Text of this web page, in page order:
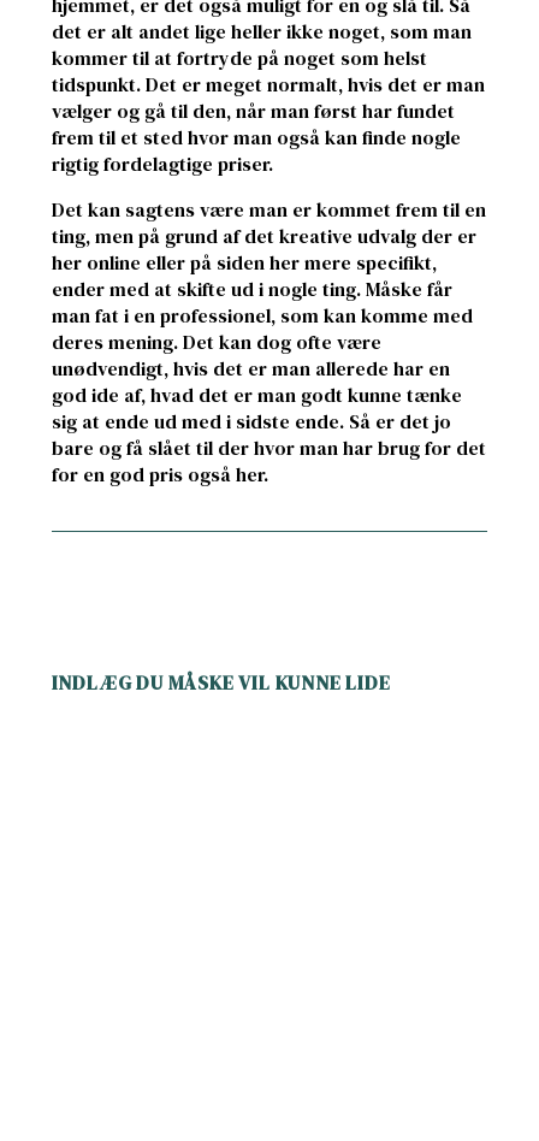
hjemmet, er det også muligt for en og slå til. Så
det er alt andet lige heller ikke noget, som man
kommer til at fortryde på noget som helst
tidspunkt. Det er meget normalt, hvis det er man
vælger og gå til den, når man først har fundet
frem til et sted hvor man også kan finde nogle
rigtig fordelagtige priser.
Det kan sagtens være man er kommet frem til en
ting, men på grund af det kreative udvalg der er
her online eller på siden her mere specifikt,
ender med at skifte ud i nogle ting. Måske får
man fat i en professionel, som kan komme med
deres mening. Det kan dog ofte være
unødvendigt, hvis det er man allerede har en
god ide af, hvad det er man godt kunne tænke
sig at ende ud med i sidste ende. Så er det jo
bare og få slået til der hvor man har brug for det
for en god pris også her.
INDLÆG DU MÅSKE VIL KUNNE LIDE